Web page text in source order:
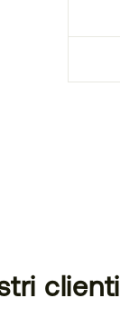
clienti